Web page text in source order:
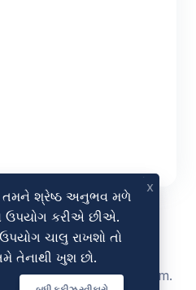
byAmazeSEOTools
.com.
તમને શ્રેષ્ઠ અનુભવ મળે
ઉપયોગ કરીએ છીએ.
ચાલુ રાખશો તો
તેનાથી ખુશ છો.
x